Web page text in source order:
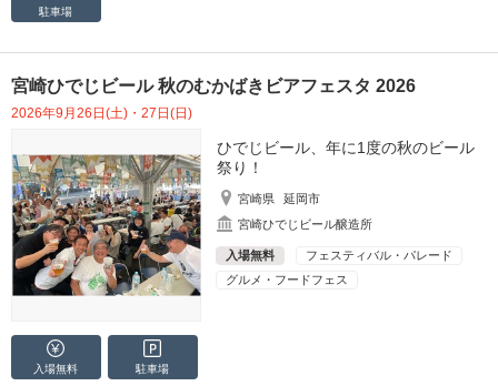
駐車場
宮崎ひでじビール 秋のむかばきビアフェスタ 2026
2026年9月26日(土)・27日(日)
ひでじビール、年に1度の秋のビール
祭り！
宮崎県
延岡市
宮崎ひでじビール醸造所
入場無料
フェスティバル・パレード
グルメ・フードフェス
入場無料 駐車場